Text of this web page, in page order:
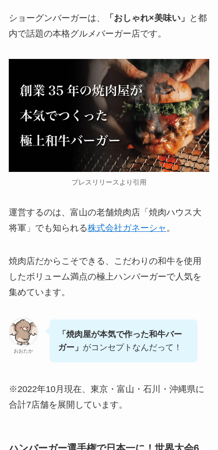
ショーグンバーガーは、 「おしゃれ×美味い」
と都
内で話題の本格グルメバーガー店です。
プレスリリースより引用
運営するのは、富山の老舗焼肉店「焼肉ハウス大
将軍」でも知られる株式会社ガネーシャ 。
焼肉店だからこそできる、こだわりの和牛を使用
したボリューム満点の極上ハンバーガーで人気を
集めています。
おおたか
「焼肉屋が本気で作った和牛バー
ガー」 がコンセプトなんだって！
※2022年10月現在、東京・富山・石川・沖縄県に
合計7店舗を展開しています。
ハンバーガー選手権で日本一に！世界大会6